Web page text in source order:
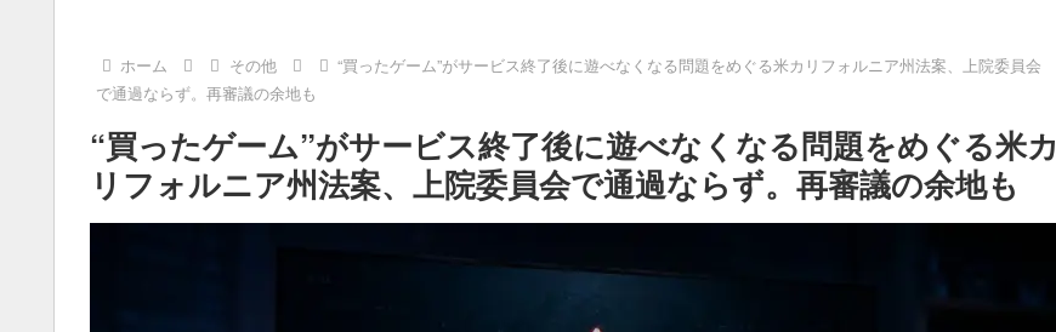
ホーム その他
“買ったゲーム”がサービス終了後に遊べなくなる問題をめぐる米カリフォルニア州法案、上院委員会
で通過ならず。再審議の余地も
“買ったゲーム”がサービス終了後に遊べなくなる問題をめぐる米カ
リフォルニア州法案、上院委員会で通過ならず。再審議の余地も